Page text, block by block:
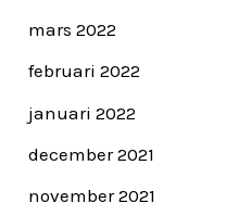
mars 2022
februari 2022
januari 2022
december 2021
november 2021